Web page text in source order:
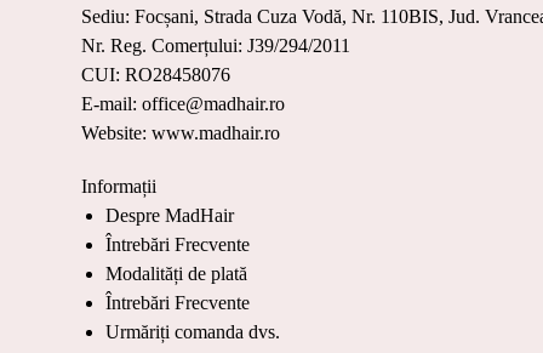
Sediu: Focșani, Strada Cuza Vodă, Nr. 110BIS, Jud.
Nr. Reg. Comerțului: J39/294/2011
CUI: RO28458076
E-mail: office@madhair.ro
Website: www.madhair.ro
Informații
Despre MadHair
Întrebări Frecvente
Modalități de plată
Întrebări Frecvente
Urmăriți comanda dvs.